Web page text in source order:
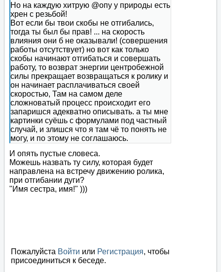
Но на каждую хитрую @опу у природы есть
хрен с резьбой!
Вот если бы твои скобы не отгибались,
тогда ты был бы прав! ... на скорость
влияния они б не оказывали! (совершения
работы отсутствует) но вот как только
скобы начинают отгибаться и совершать
работу, то возврат энергии центробежной
силы прекращает возвращаться к ролику и
он начинает расплачиваться своей
скоростью, Там на самом деле
сложноватый процесс происходит его
запаришся адекватно описывать. а ты мне
картинки суёшь с формулами под частный
случай, и злишся что я там чё то понять не
могу, и по этому не соглашаюсь.
И опять пустые словеса.
Можешь назвать ту силу, которая будет
направлена на встречу движению ролика,
при отгибании дуги?
"Имя сестра, имя!" )))
Пожалуйста Войти или Регистрация, чтобы
присоединиться к беседе.